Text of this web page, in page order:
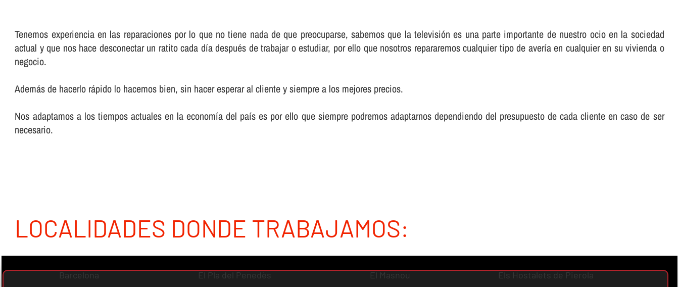
Tenemos experiencia en las reparaciones por lo que no tiene nada de que preocuparse, sabemos que la televisión es una parte importante de nuestro ocio en la sociedad
actual y que nos hace desconectar un ratito cada dí­a después de trabajar o estudiar, por ello que nosotros repararemos cualquier tipo de averí­a en cualquier en su vivienda o
negocio.
Además de hacerlo rápido lo hacemos bien, sin hacer esperar al cliente y siempre a los mejores precios.
Nos adaptamos a los tiempos actuales en la economí­a del paí­s es por ello que siempre podremos adaptarnos dependiendo del presupuesto de cada cliente en caso de ser
necesario.
LOCALIDADES DONDE TRABAJAMOS:
Barcelona El Pla del Penedès El Masnou Els Hostalets de Pierola